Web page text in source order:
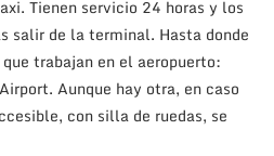
Tienen servicio 24 horas y los
salir de la terminal. Hasta donde
trabajan en el aeropuerto:
Aunque hay otra, en caso
con silla de ruedas, se